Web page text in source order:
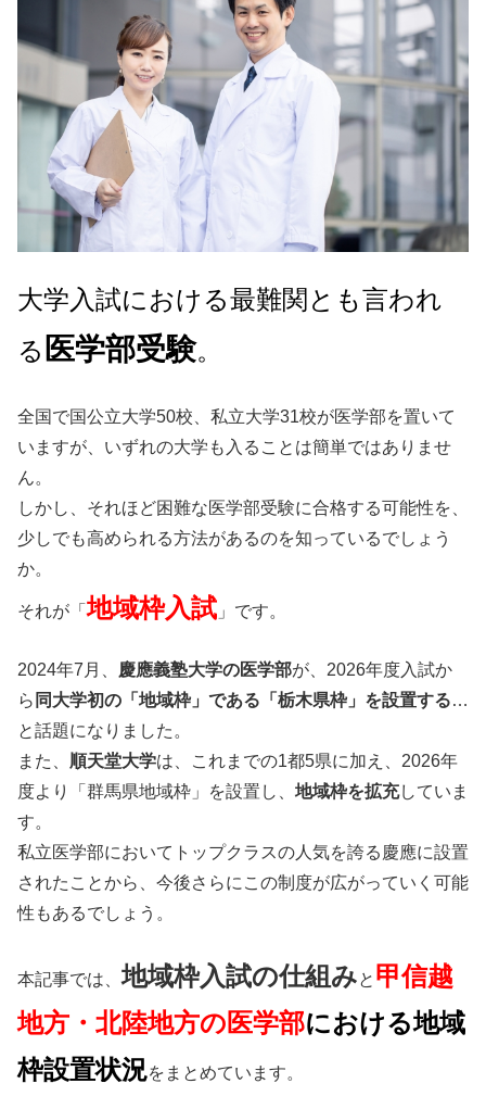
大学入試における最難関とも言われ
る 医学部受験。
全国で国公立大学50校、私立大学31校が医学部を置いて
いますが、いずれの大学も入ることは簡単ではありませ
ん。
しかし、それほど困難な医学部受験に合格する可能性を、
少しでも高められる方法があるのを知っているでしょう
か。
それが「地域枠入試 」です。
2024年7月、 慶應義塾大学の医学部が、2026年度入試か
ら 同大学初の「地域枠」である「栃木県枠」を設置する…
と話題になりました。
また、 順天堂大学は、これまでの1都5県に加え、2026年
度より「群馬県地域枠」を設置し、 地域枠を拡充していま
す。
私立医学部においてトップクラスの人気を誇る慶應に設置
されたことから、今後さらにこの制度が広がっていく可能
性もあるでしょう。
本記事では、地域枠入試の仕組みと 甲信越
地方・北陸地方の医学部における地域
枠設置状況をまとめています。